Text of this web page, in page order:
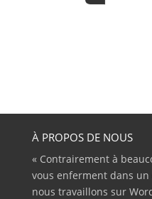
À PROPOS DE NOUS
« Contrairement à
vous enferment dans
nous travaillons sur